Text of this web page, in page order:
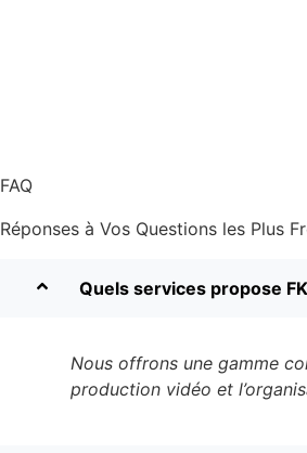
FAQ
Réponses à Vos Questions les Plus
Quels services propose
Nous offrons une gamme
production vidéo et